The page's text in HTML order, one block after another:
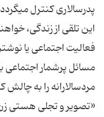
پدرسالارى كنترل
این تلقى از زندگى،
فعالیت اجتماعى یا
مسائل پرشمار
مردسالارانه را به چالش
«تصویر و تجلى هستى